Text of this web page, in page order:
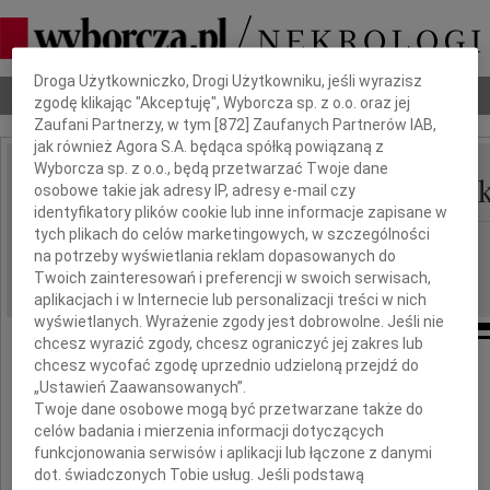
Nekrologi Odeszli Poradnik pogrzebowy
IMIĘ I NAZWISKO: Anna Zeidler-
REGION: Poznań
DATA EMISJI: 29.07.2017
Dbamy o Twoją prywatność
Droga Użytkowniczko, Drogi Użytkowniku, jeśli wyrazisz
zgodę klikając "Akceptuję", Wyborcza sp. z o.o. oraz jej
Zaufani Partnerzy, w tym [872 ] Zaufanych Partnerów IAB,
jak również Agora S.A. będąca spółką powiązaną z
Wyborcza sp. z o.o., będą przetwarzać Twoje dane
osobowe takie jak adresy IP, adresy e-mail czy
identyfikatory plików cookie lub inne informacje zapisane w
tych plikach do celów marketingowych, w szczególności
na potrzeby wyświetlania reklam dopasowanych do
Twoich zainteresowań i preferencji w swoich serwisach,
aplikacjach i w Internecie lub personalizacji treści w nich
wyświetlanych. Wyrażenie zgody jest dobrowolne. Jeśli nie
chcesz wyrazić zgody, chcesz ograniczyć jej zakres lub
chcesz wycofać zgodę uprzednio udzieloną przejdź do
„Ustawień Zaawansowanych”.
Twoje dane osobowe mogą być przetwarzane także do
celów badania i mierzenia informacji dotyczących
funkcjonowania serwisów i aplikacji lub łączone z danymi
dot. świadczonych Tobie usług. Jeśli podstawą